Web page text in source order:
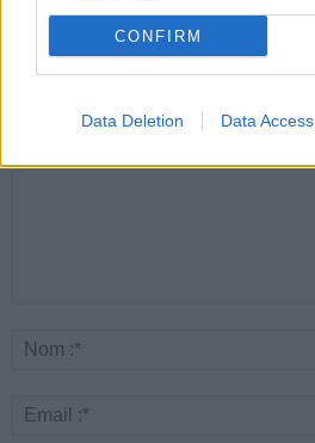
CONFIRM
Data Deletion Data Access
LAISSER UN COMMENTAIRE